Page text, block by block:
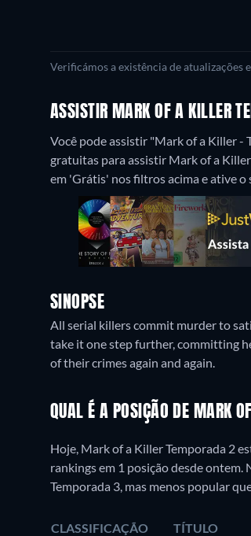
Verificámos a existência de atualizações
ASSISTIR MARK OF A KILLER
Você pode assistir "Mark of a Killer -
gratuitas para assistir Mark of a
em 'Grátis' nos filtros acima e ative o
SINOPSE
All serial killers commit murder to
take it one step further, committing
of their crimes again and again.
QUAL É A POSIÇÃO DE MARK
Hoje, Mark of a Killer Temporada 2
rankings em 1 posição desde ontem.
Temporada 3, mas menos popular
CLASSIFICAÇÃO TÍTULO